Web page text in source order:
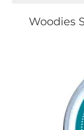
Woodies